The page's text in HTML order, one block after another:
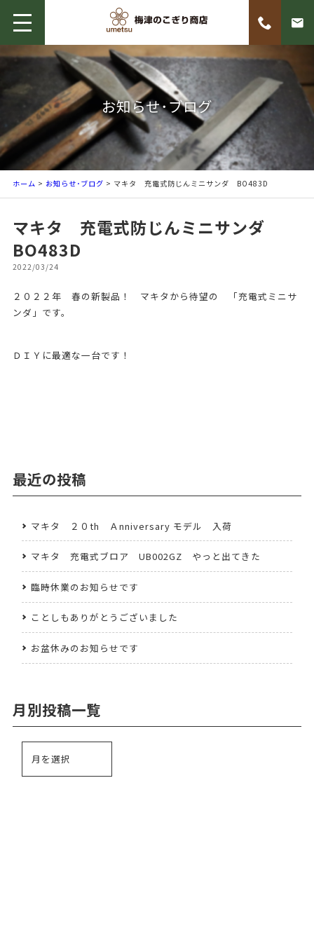
お知らせ･ブログ
ホーム > お知らせ･ブログ > マキタ 充電式防じんミニサンダ BO483D
マキタ 充電式防じんミニサンダ
BO483D
2022/03/24
２０２２年 春の新製品！ マキタから待望の 「充電式ミニサ
ンダ」です。
ＤＩＹに最適な一台です！
最近の投稿
マキタ ２０th Ａnniversary モデル 入荷
マキタ 充電式ブロア UB002GZ やっと出てきた
臨時休業のお知らせです
ことしもありがとうございました
お盆休みのお知らせです
月別投稿一覧